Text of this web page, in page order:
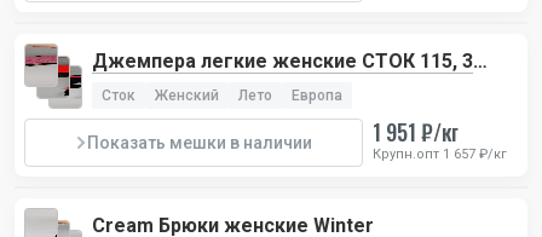
Джемпера легкие женские СТОК 115, 3
лота
Сток Женский Лето Европа
Показать мешки в наличии 1 951 ₽/кг
Крупн.опт 1 657 ₽/кг
Cream Брюки женские Winter